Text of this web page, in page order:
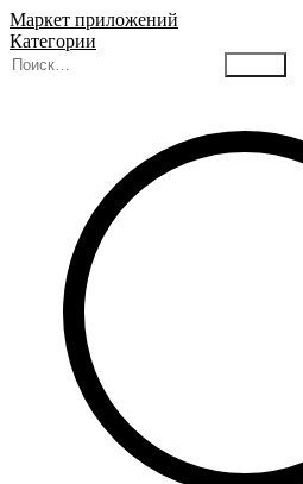
Маркет приложений
Категории